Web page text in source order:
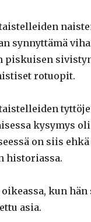
synnyttämä
piskuisen
rotuopit.
kysymys
on siis
historiassa.
kun hän
asia.